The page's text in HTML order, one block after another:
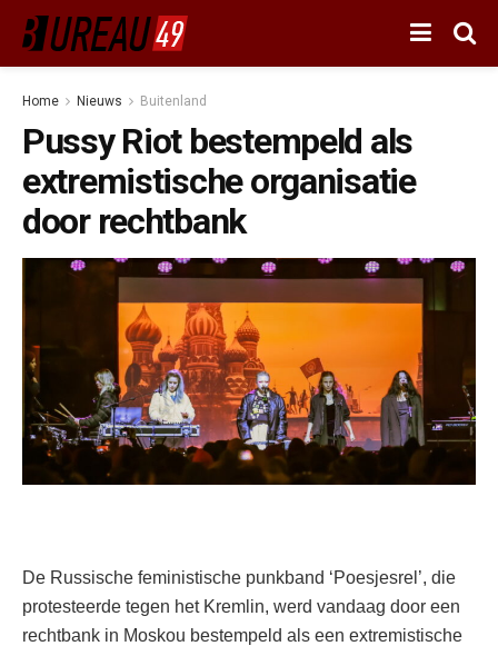
Home Nieuws Buitenland
Pussy Riot bestempeld als
extremistische organisatie
door rechtbank
De Russische feministische punkband ‘Poesjesrel’, die
protesteerde tegen het Kremlin, werd vandaag door een
rechtbank in Moskou bestempeld als een extremistische